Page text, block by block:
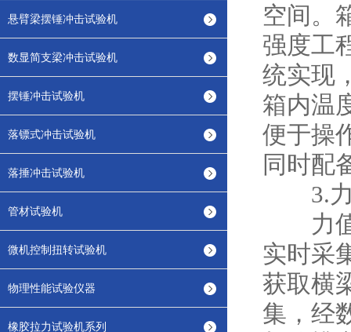
悬臂梁摆锤冲击试验机
数显简支梁冲击试验机
摆锤冲击试验机
落镖式冲击试验机
落捶冲击试验机
管材试验机
微机控制扭转试验机
物理性能试验仪器
橡胶拉力试验机系列
空间。
强度工
统实现
箱内温
便于操
同时配
3.力
力值
实时采
获取横
集，经